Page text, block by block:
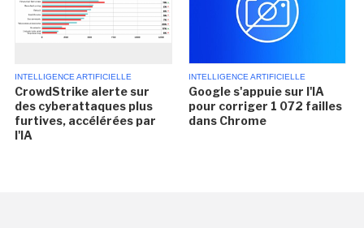
INTELLIGENCE ARTIFICIELLE
CrowdStrike alerte sur
des cyberattaques plus
furtives, accélérées par
l'IA
INTELLIGENCE ARTIFICIELLE
Google s'appuie sur l'IA
pour corriger 1 072 failles
dans Chrome